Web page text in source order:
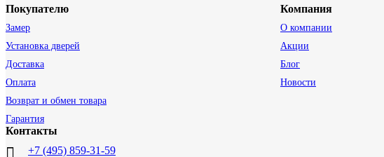
Покупателю
Замер
Установка дверей
Доставка
Оплата
Возврат и обмен товара
Гарантия
Компания
О компании
Акции
Блог
Новости
Контакты
+7 (495) 859-31-59